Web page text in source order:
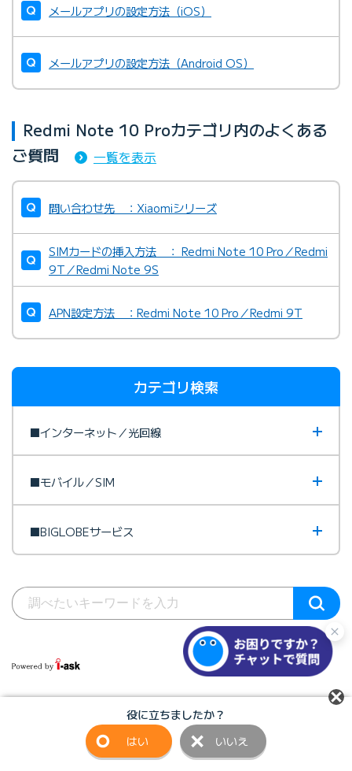
役に立ちましたか？
はい
いいえ
メールアプリの設定方法（iOS）
メールアプリの設定方法（Android OS）
Redmi Note 10 Proカテゴリ内のよくある
ご質問
一覧を表示
問い合わせ先 ：Xiaomiシリーズ
SIMカードの挿入方法 ： Redmi Note 10 Pro／Redmi
9T／Redmi Note 9S
APN設定方法 ：Redmi Note 10 Pro／Redmi 9T
カテゴリ検索
■インターネット／光回線
■モバイル／SIM
■BIGLOBEサービス
びっぷるのページ